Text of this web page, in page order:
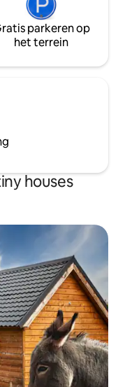
parkeren op
het terrein
houses